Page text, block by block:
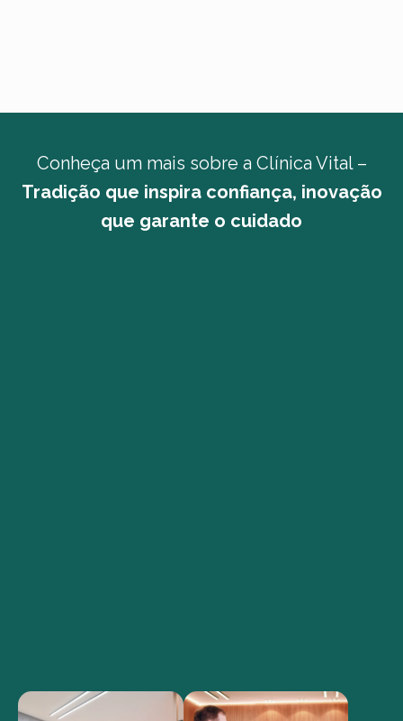
Conheça um mais sobre a Clínica Vital –
Tradição que inspira confiança, inovação
que garante o cuidado